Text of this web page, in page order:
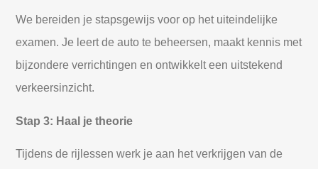
We bereiden je stapsgewijs voor op het uiteindelijke
examen. Je leert de auto te beheersen, maakt kennis met
bijzondere verrichtingen en ontwikkelt een uitstekend
verkeersinzicht.
Stap 3: Haal je theorie
Tijdens de rijlessen werk je aan het verkrijgen van de